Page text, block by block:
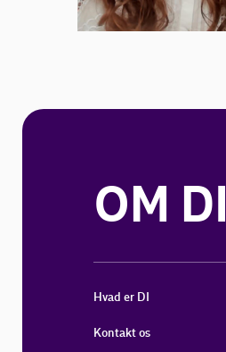
OM DI
Hvad er DI
Kontakt os